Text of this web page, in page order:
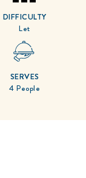
Let
DIFFICULTY
4 People
SERVES